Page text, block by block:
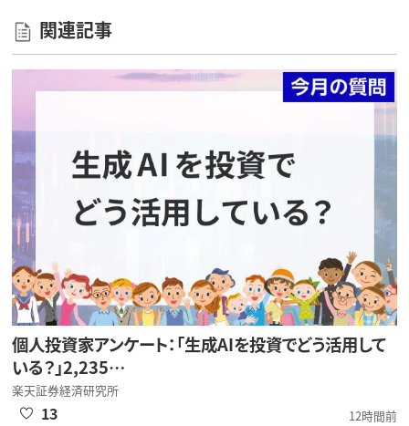
関連記事
個人投資家アンケート：「生成AIを投資でどう活用して
いる？」2,235…
楽天証券経済研究所
12時間前
13